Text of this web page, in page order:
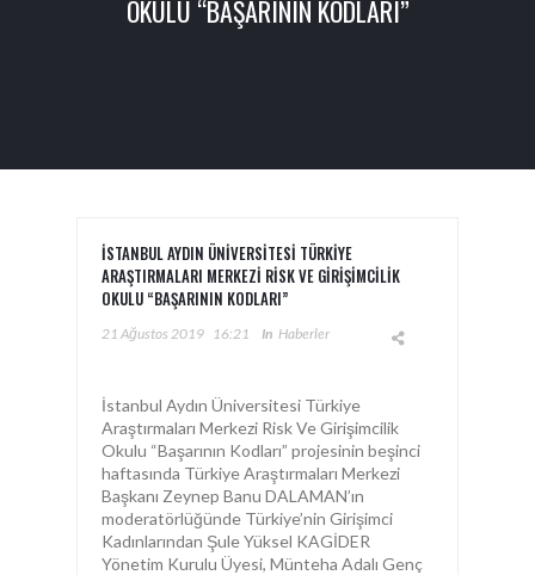
OKULU “BAŞARININ KODLARI”
İSTANBUL AYDIN ÜNIVERSITESI TÜRKIYE
ARAŞTIRMALARI MERKEZI RISK VE GIRIŞIMCILIK
OKULU “BAŞARININ KODLARI”
21 Ağustos 2019 16:21 In Haberler
İstanbul Aydın Üniversitesi Türkiye
Araştırmaları Merkezi Risk Ve Girişimcilik
Okulu “Başarının Kodları” projesinin beşinci
haftasında Türkiye Araştırmaları Merkezi
Başkanı Zeynep Banu DALAMAN’ın
moderatörlüğünde Türkiye’nin Girişimci
Kadınlarından Şule Yüksel KAGİDER
Yönetim Kurulu Üyesi, Münteha Adalı Genç